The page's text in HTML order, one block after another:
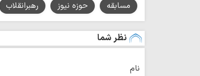
مسابقه حوزه نیوز رهبرانقلاب
نظر شما
نام